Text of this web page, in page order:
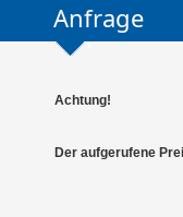
Anfrage
Achtung!
Der aufgerufene